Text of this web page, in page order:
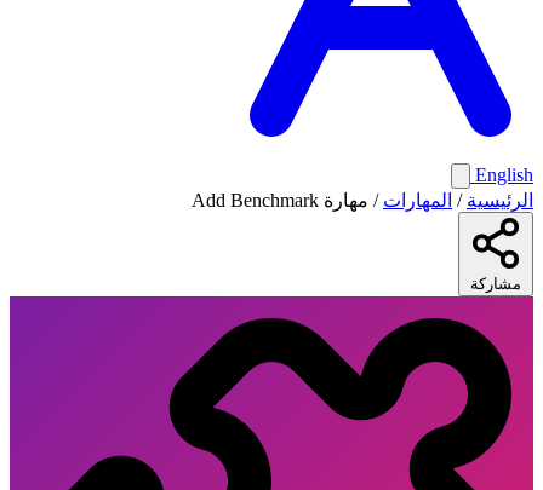
English
الرئيسية / المهارات / مهارة Add Benchmark
مشاركة